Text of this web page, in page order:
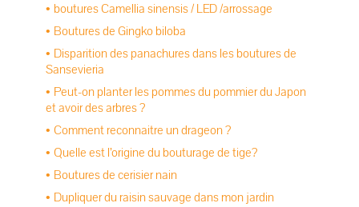
boutures Camellia sinensis / LED /arrossage
Boutures de Gingko biloba
Disparition des panachures dans les boutures de
Sansevieria
Peut-on planter les pommes du pommier du Japon
et avoir des arbres ?
Comment reconnaitre un drageon ?
Quelle est l’origine du bouturage de tige?
Boutures de cerisier nain
Dupliquer du raisin sauvage dans mon jardin